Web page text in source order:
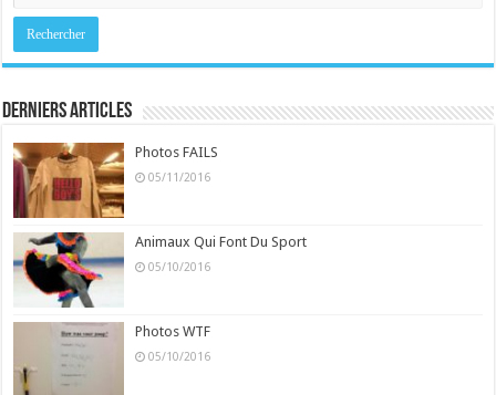
Derniers Articles
Photos FAILS
05/11/2016
Animaux Qui Font Du Sport
05/10/2016
Photos WTF
05/10/2016